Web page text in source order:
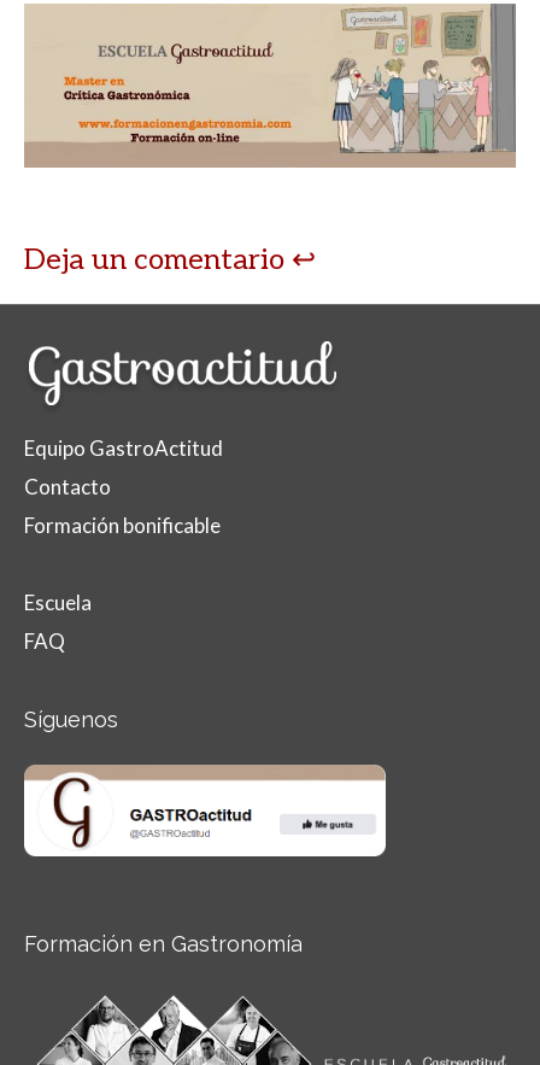
Deja un comentario
Equipo GastroActitud
Contacto
Formación bonificable
Escuela
FAQ
Síguenos
Formación en Gastronomía